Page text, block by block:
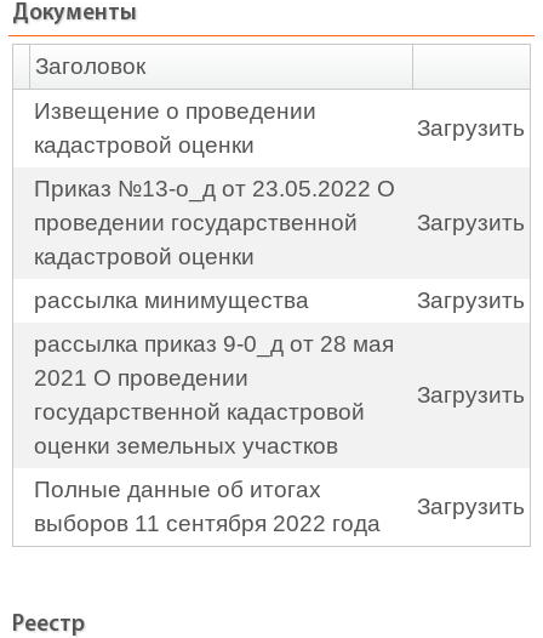
Документы
Заголовок
Извещение о проведении
кадастровой оценки
Загрузить
Приказ №13-о_д от 23.05.2022 О
проведении государственной
кадастровой оценки
Загрузить
рассылка минимущества
Загрузить
рассылка приказ 9-0_д от 28 мая
2021 О проведении
государственной кадастровой
оценки земельных участков
Загрузить
Полные данные об итогах
выборов 11 сентября 2022 года
Загрузить
Реестр